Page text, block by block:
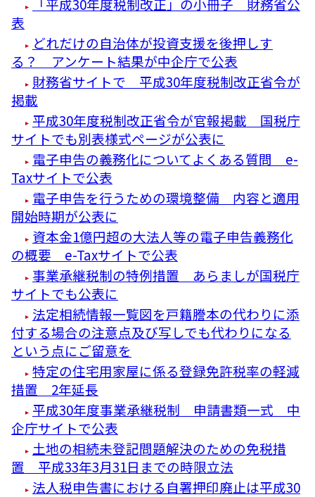
「平成30年度税制改正」の小冊子 財務省公
表
どれだけの自治体が投資支援を後押しす
る？ アンケート結果が中企庁で公表
財務省サイトで 平成30年度税制改正省令が
掲載
平成30年度税制改正省令が官報掲載 国税庁
サイトでも別表様式ページが公表に
電子申告の義務化についてよくある質問 e-
Taxサイトで公表
電子申告を行うための環境整備 内容と適用
開始時期が公表に
資本金1億円超の大法人等の電子申告義務化
の概要 e-Taxサイトで公表
事業承継税制の特例措置 あらましが国税庁
サイトでも公表に
法定相続情報一覧図を戸籍謄本の代わりに添
付する場合の注意点及び写しでも代わりになる
という点にご留意を
特定の住宅用家屋に係る登録免許税率の軽減
措置 2年延長
平成30年度事業承継税制 申請書類一式 中
企庁サイトで公表
土地の相続未登記問題解決のための免税措
置 平成33年3月31日までの時限立法
法人税申告書における自署押印廃止は平成30